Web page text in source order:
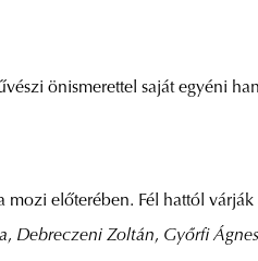
önismerettel saját egyéni
mozi előterében. Fél hattól
, Debreczeni Zoltán, Győrfi Ágnes